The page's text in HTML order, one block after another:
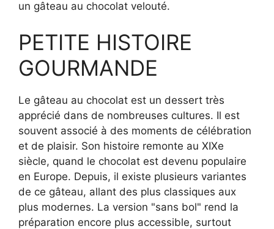
un gâteau au chocolat velouté.
PETITE HISTOIRE
GOURMANDE
Le gâteau au chocolat est un dessert très
apprécié dans de nombreuses cultures. Il est
souvent associé à des moments de célébration
et de plaisir. Son histoire remonte au XIXe
siècle, quand le chocolat est devenu populaire
en Europe. Depuis, il existe plusieurs variantes
de ce gâteau, allant des plus classiques aux
plus modernes. La version "sans bol" rend la
préparation encore plus accessible, surtout